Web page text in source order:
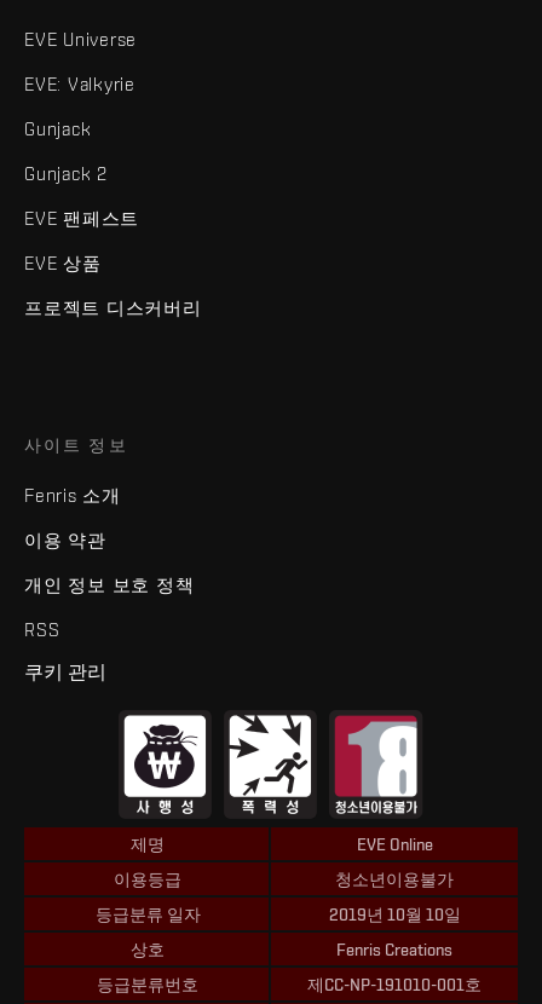
EVE Universe
EVE: Valkyrie
Gunjack
Gunjack 2
EVE 팬페스트
EVE 상품
프로젝트 디스커버리
사이트 정보
Fenris 소개
이용 약관
개인 정보 보호 정책
RSS
쿠키 관리
제명
EVE Online
이용등급
청소년이용불가
등급분류 일자
2019년 10월 10일
상호
Fenris Creations
등급분류번호
제CC-NP-191010-001호